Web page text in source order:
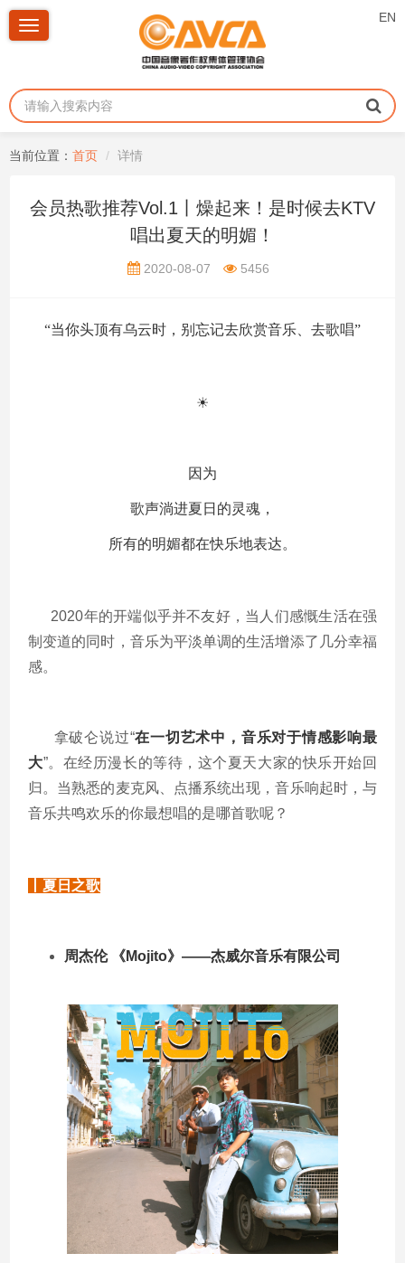
EN
Toggle
当前位置： 首页 详情
会员热歌推荐Vol.1丨燥起来！是时候去KTV
唱出夏天的明媚！
2020-08-07 5456
“当你头顶有乌云时， 别忘记去欣赏音乐、去歌唱”
☀
因为
歌声淌进夏日的灵魂，
所有的明媚都在快乐地表达。
2020年的开端似乎并不友好，当人们感慨生活在强
制变道的同时，音乐为平淡单调的生活增添了几分幸福
感。
拿破仑说过“在一切艺术中，音乐对于情感影响最
大”。在经历漫长的等待，这个夏天大家的快乐开始回
归。当熟悉的麦克风、点播系统出现，音乐响起时，与
音乐共鸣欢乐的你最想唱的是哪首歌呢？
丨夏日之歌
周杰伦 《Mojito》——杰威尔音乐有限公司